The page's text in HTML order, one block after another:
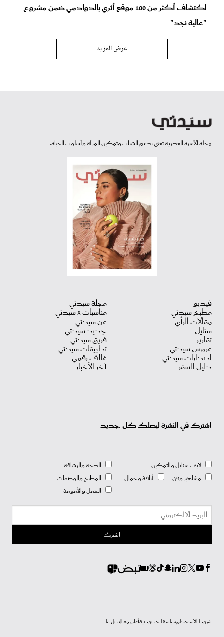
اكتشاف أكثر من 100 موقع أثري بالدوادمي ضمن مشروع
"عالية نجد"
عرض المزيد
مجلة الأسرة العصرية تعنى بدعم الشباب وتمكين المرأة وأسلوب الحياة.
فيديو
مطبخ سيدتي
مقالات الرأي
ستايل
تقارير
عروس سيدتي
اصدارات سيدتي
دليل السفر
مجلة سيدتي
مناسبات X سيدتي
عن سيدتي
جديد سيدتي
فريق سيدتي
تطبيقات سيدتي
غلاف رقمي
آخر الأخبار
اشترك في النشرة ليصلك كل جديد
لايف ستايل والتمكين
مشاهير وفن
أناقة وجمال
الصحة والرشاقة
المطبخ والوصفات
الحمل والأمومة
شروط الاستخدامسياسة الخصوصيةأعلن معناإتصل بنا